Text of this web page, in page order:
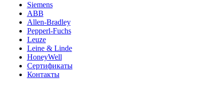
Siemens
ABB
Allen-Bradley
Pepperl-Fuchs
Leuze
Leine & Linde
HoneyWell
Сертификаты
Контакты